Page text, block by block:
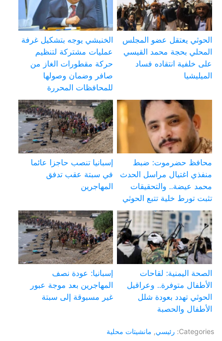
الحوثي يعتقل عضو المجلس
المحلي بحجة محمد القيسي
على خلفية انتقاده فساد
الميليشيا
الخنبشي يوجه بتشكيل غرفة
عمليات مشتركة لتنظيم
حركة مقطورات الغاز من
صافر وضمان وصولها
للمحافظات المحررة
محافظ حضرموت: ضبط
منفذي اغتيال مراسل الحدث
محمد عيضة.. والتحقيقات
تثبت تورط خلية تتبع الحوثي
إسبانيا تنصب حاجزا عائما
في سبتة عقب تدفق
المهاجرين
الصحة اليمنية: لقاحات
الأطفال متوفرة.. وعراقيل
الحوثي تهدد بعودة شلل
الأطفال والحصبة
إسبانيا: عودة نصف
المهاجرين بعد موجة عبور
غير مسبوقة إلى سبتة
Categories: رئيسي, مانشيتات محلية